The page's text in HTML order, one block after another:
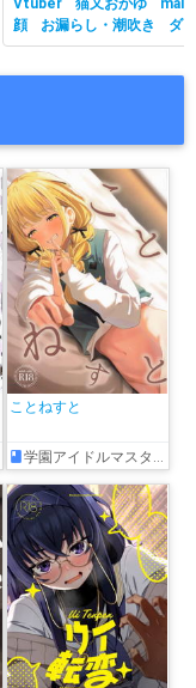
顔
お漏らし・潮吹き
ダ
有り
ホロライブ
主観視点
ことねすと
学園アイドルマスター